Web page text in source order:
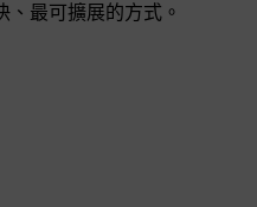
、最可擴展的方式。